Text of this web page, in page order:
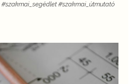
#szakmai_útmutató